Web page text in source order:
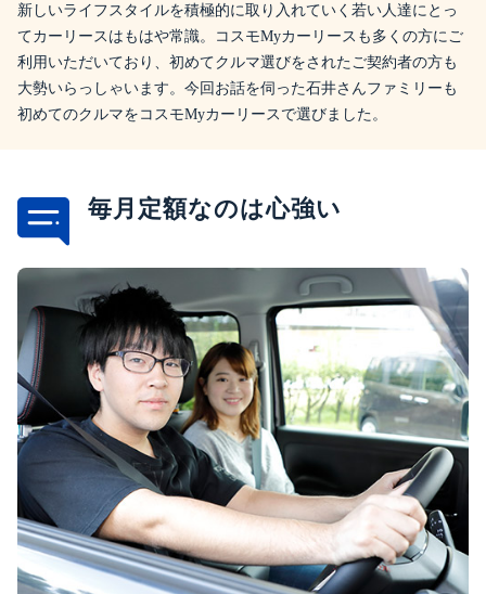
新しいライフスタイルを積極的に取り入れていく若い人達にとっ
てカーリースはもはや常識。コスモMyカーリースも多くの方にご
利用いただいており、初めてクルマ選びをされたご契約者の方も
大勢いらっしゃいます。今回お話を伺った石井さんファミリーも
初めてのクルマをコスモMyカーリースで選びました。
毎月定額なのは心強い